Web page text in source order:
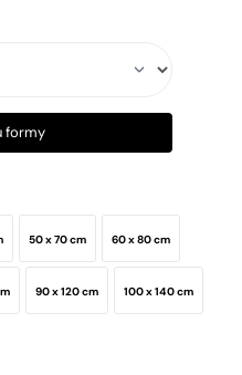
formy
50 x 70 cm 60 x 80 cm
90 x 120 cm 100 x 140 cm